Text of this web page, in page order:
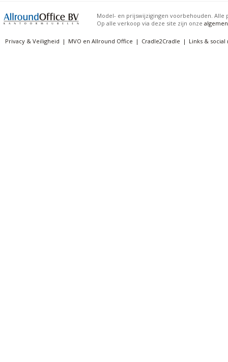
Model- en prijswijzigingen voorbehouden.
Op alle verkoop via deze site zijn onze
Privacy & Veiligheid MVO en Allround Office Cradle2Cradle Links & social